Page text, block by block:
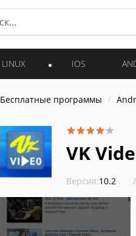
LINUX IOS
Бесплатные программы
VK
Версия:10.2